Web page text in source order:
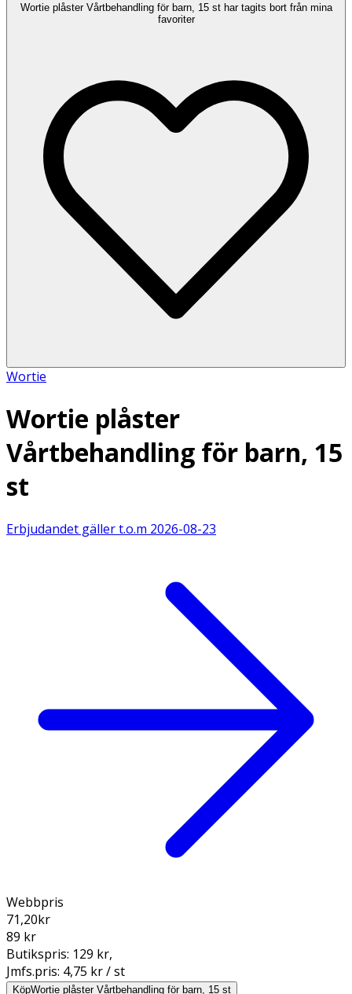
Wortie plåster Vårtbehandling för barn, 15 st har tagits bort från mina
favoriter
Wortie
Wortie plåster
Vårtbehandling för barn, 15
st
Erbjudandet gäller t.o.m 2026-08-23
Webbpris
71,20kr
89 kr
Butikspris: 129 kr,
Jmfs.pris: 4,75 kr / st
KöpWortie plåster Vårtbehandling för barn, 15 st